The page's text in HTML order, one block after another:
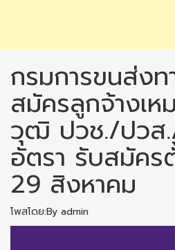
กรมการขนส่ง
สมัครลูกจ้างเห
วุฒิ ปวช./ปวส
อัตรา รับสมัค
29 สิงหาคม
โพสโดย:By admin